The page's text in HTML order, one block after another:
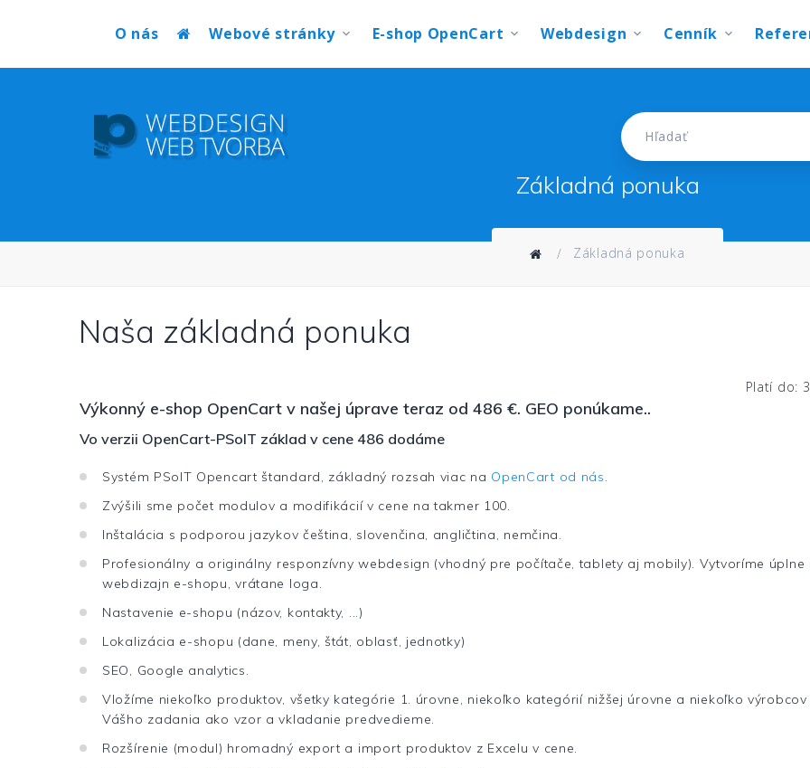
O nás Webové stránky E-shop OpenCart Webdesign Cenník
Hľadať
Základná ponuka
Základná ponuka
Naša základná ponuka
Platí do:
Výkonný e-shop OpenCart v našej úprave teraz od 486 €. GEO ponúkame..
Vo verzii OpenCart-PSoIT základ v cene 486 dodáme
Systém PSoIT Opencart štandard, základný rozsah viac na OpenCart od nás.
Zvýšili sme počet modulov a modifikácií v cene na takmer 100.
Inštalácia s podporou jazykov čeština, slovenčina, angličtina, nemčina.
Profesionálny a originálny responzívny webdesign (vhodný pre počítače, tablety aj mobily). Vytvoríme úplne
webdizajn e-shopu, vrátane loga.
Nastavenie e-shopu (názov, kontakty, ...)
Lokalizácia e-shopu (dane, meny, štát, oblasť, jednotky)
SEO, Google analytics.
Vložíme niekoľko produktov, všetky kategórie 1. úrovne, niekoľko kategórií nižšej úrovne a niekoľko
Vášho zadania ako vzor a vkladanie predvedieme.
Rozšírenie (modul) hromadný export a import produktov z Excelu v cene.